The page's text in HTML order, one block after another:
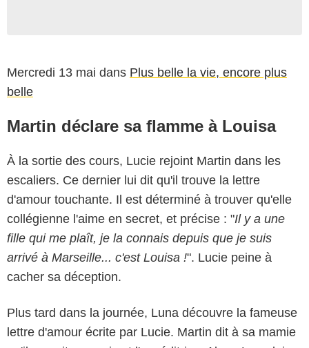
Mercredi 13 mai dans Plus belle la vie, encore plus
belle
Martin déclare sa flamme à Louisa
À la sortie des cours, Lucie rejoint Martin dans les
escaliers. Ce dernier lui dit qu'il trouve la lettre
d'amour touchante. Il est déterminé à trouver qu'elle
collégienne l'aime en secret, et précise : "Il y a une
fille qui me plaît, je la connais depuis que je suis
arrivé à Marseille... c'est Louisa !". Lucie peine à
cacher sa déception.
Plus tard dans la journée, Luna découvre la fameuse
lettre d'amour écrite par Lucie. Martin dit à sa mamie